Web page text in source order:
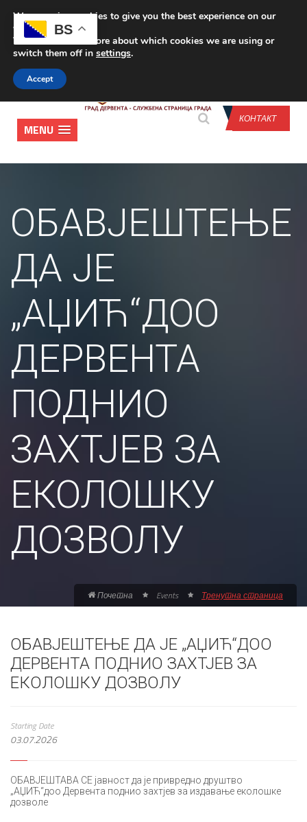
CONTACT US
КОНТАКТ
MENU
ОБАВЈЕШТЕЊЕ
ДА ЈЕ
„АЏИЋ“ДОО
ДЕРВЕНТА
ПОДНИО
ЗАХТЈЕВ ЗА
ЕКОЛОШКУ
ДОЗВОЛУ
Почетна Events Тренутна страница
ОБАВЈЕШТЕЊЕ ДА ЈЕ „АЏИЋ“ДОО
ДЕРВЕНТА ПОДНИО ЗАХТЈЕВ ЗА
ЕКОЛОШКУ ДОЗВОЛУ
Starting Date
03.07.2026
ОБАВЈЕШТАВА СЕ јавност да је привредно друштво
„АЏИЋ“доо Дервента поднио захтјев за издавање еколошке
дозволе
BS
We are using cookies to give you the best experience on our
website.
You can find out more about which cookies we are using or
switch them off in settings.
Accept